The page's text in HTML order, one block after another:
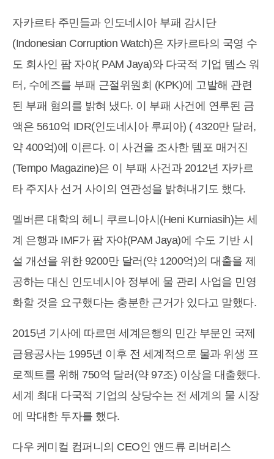
자카르타 주민들과 인도네시아 부패 감시단
(Indonesian Corruption Watch)은 자카르타의 국영 수
도 회사인 팜 자야( PAM Jaya)와 다국적 기업 템스 워
터, 수에즈를 부패 근절위원회 (KPK)에 고발해 관련
된 부패 혐의를 밝혀 냈다. 이 부패 사건에 연루된 금
액은 5610억 IDR(인도네시아 루피아) ( 4320만 달러,
약 400억)에 이른다. 이 사건을 조사한 템포 매거진
(Tempo Magazine)은 이 부패 사건과 2012년 자카르
타 주지사 선거 사이의 연관성을 밝혀내기도 했다.
멜버른 대학의 헤니 쿠르니아시(Heni Kurniasih)는 세
계 은행과 IMF가 팜 자야(PAM Jaya)에 수도 기반 시
설 개선을 위한 9200만 달러(약 1200억)의 대출을 제
공하는 대신 인도네시아 정부에 물 관리 사업을 민영
화할 것을 요구했다는 충분한 근거가 있다고 말했다.
2015년 기사에 따르면 세계은행의 민간 부문인 국제
금융공사는 1995년 이후 전 세계적으로 물과 위생 프
로젝트를 위해 750억 달러(약 97조) 이상을 대출했다.
세계 최대 다국적 기업의 상당수는 전 세계의 물 시장
에 막대한 투자를 했다.
다우 케미컬 컴퍼니의 CEO인 앤드류 리버리스